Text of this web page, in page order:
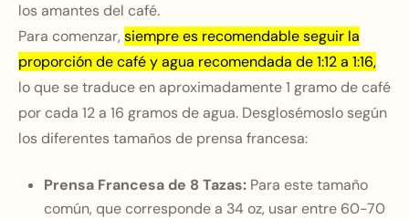
los amantes del café.
Para comenzar, siempre es recomendable seguir la
proporción de café y agua recomendada de 1:12 a 1:16,
lo que se traduce en aproximadamente 1 gramo de café
por cada 12 a 16 gramos de agua. Desglosémoslo según
los diferentes tamaños de prensa francesa:
Prensa Francesa de 8 Tazas: Para este tamaño
común, que corresponde a 34 oz, usar entre 60-70